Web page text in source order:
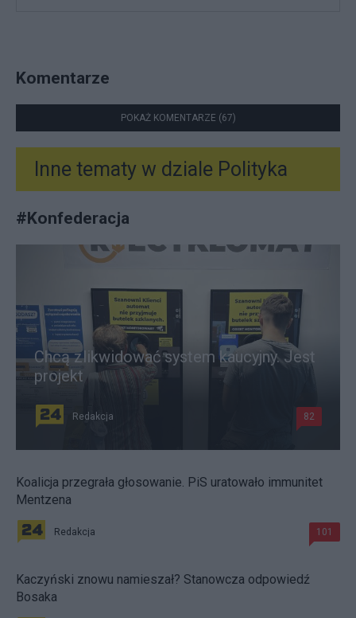
Komentarze
POKAŻ KOMENTARZE (67)
Inne tematy w dziale Polityka
#Konfederacja
Chcą zlikwidować system kaucyjny. Jest
projekt
Redakcja 82
Koalicja przegrała głosowanie. PiS uratowało immunitet
Mentzena
Redakcja 101
Kaczyński znowu namieszał? Stanowcza odpowiedź
Bosaka